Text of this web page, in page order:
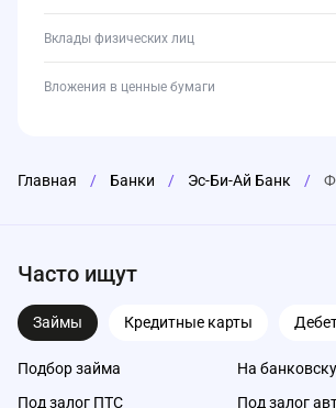
Вклады физических лиц
Вложения в ценные бумаги
Главная / Банки / Эс-Би-Ай Банк /
Часто ищут
Займы Кредитные карты
Подбор займа
Под залог ПТС
На
Под залог